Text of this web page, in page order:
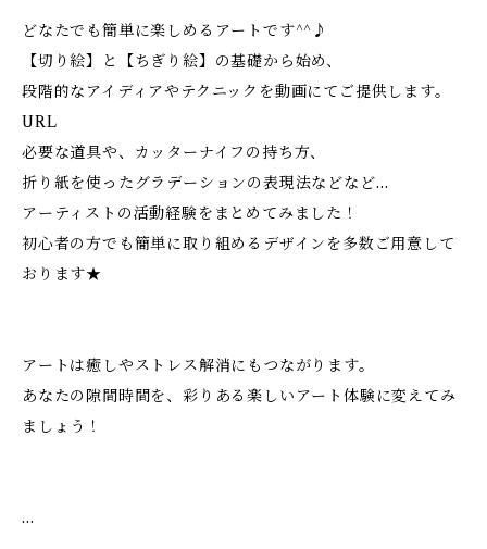
どなたでも簡単に楽しめるアートです^^♪
【切り絵】と【ちぎり絵】の基礎から始め、
段階的なアイディアやテクニックを動画にてご提供します。
URL
必要な道具や、カッターナイフの持ち方、
折り紙を使ったグラデーションの表現法などなど…
アーティストの活動経験をまとめてみました！
初心者の方でも簡単に取り組めるデザインを多数ご用意して
おります★
アートは癒しやストレス解消にもつながります。
あなたの隙間時間を、彩りある楽しいアート体験に変えてみ
ましょう！
…